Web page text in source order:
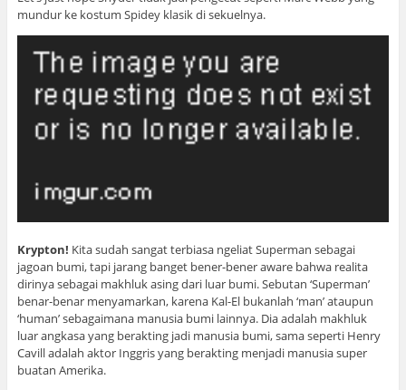
mundur ke kostum Spidey klasik di sekuelnya.
Krypton! Kita sudah sangat terbiasa ngeliat Superman sebagai
jagoan bumi, tapi jarang banget bener-bener aware bahwa realita
dirinya sebagai makhluk asing dari luar bumi. Sebutan ‘Superman’
benar-benar menyamarkan, karena Kal-El bukanlah ‘man’ ataupun
‘human’ sebagaimana manusia bumi lainnya. Dia adalah makhluk
luar angkasa yang berakting jadi manusia bumi, sama seperti Henry
Cavill adalah aktor Inggris yang berakting menjadi manusia super
buatan Amerika.